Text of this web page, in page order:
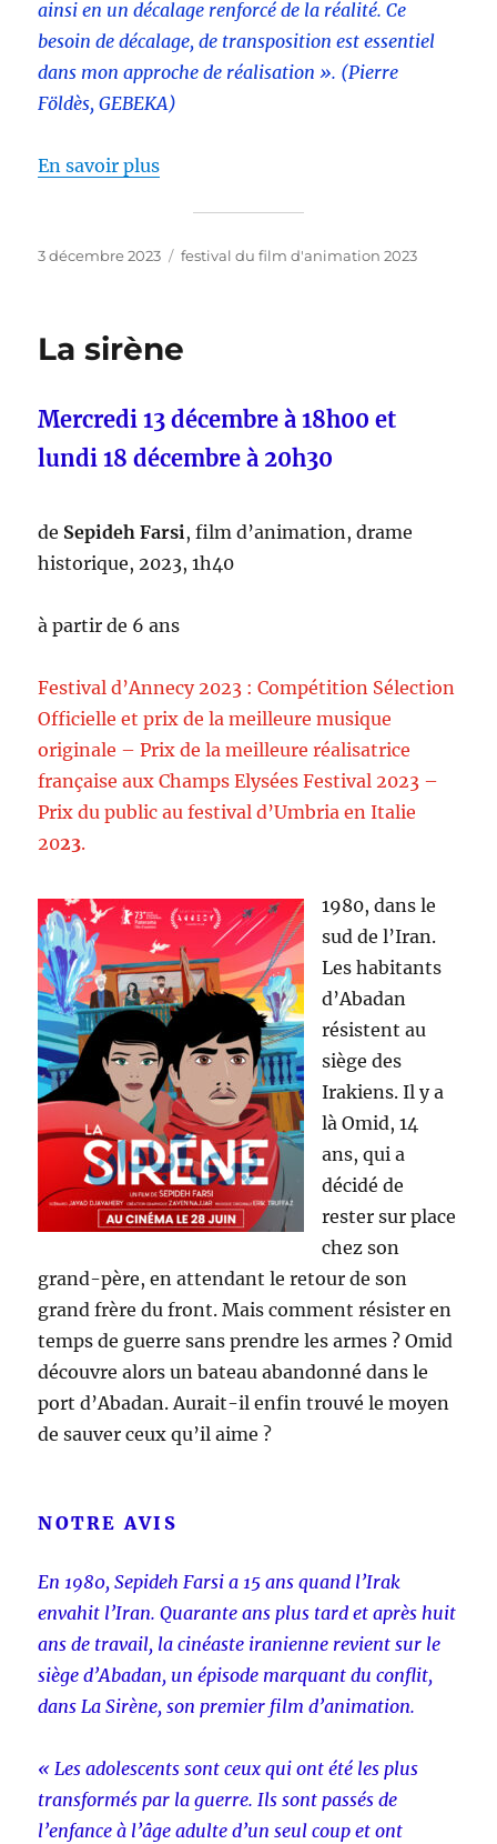
ainsi en un décalage renforcé de la réalité. Ce
besoin de décalage, de transposition est essentiel
dans mon approche de réalisation ». (Pierre
Földès, GEBEKA)
En savoir plus
Publié
3 décembre 2023 Catégories
festival du film d'animation 2023
La sirène
Mercredi 13 décembre à 18h00 et
lundi 18 décembre à 20h30
de Sepideh Farsi, film d’animation, drame
historique, 2023, 1h40
à partir de 6 ans
Festival d’Annecy 2023 : Compétition Sélection
Officielle et prix de la meilleure musique
originale – Prix de la meilleure réalisatrice
française aux Champs Elysées Festival 2023 –
Prix du public au festival d’Umbria en Italie
2023.
1980, dans le
sud de l’Iran.
Les habitants
d’Abadan
résistent au
siège des
Irakiens. Il y a
là Omid, 14
ans, qui a
décidé de
rester sur place
chez son
grand-père, en attendant le retour de son
grand frère du front. Mais comment résister en
temps de guerre sans prendre les armes ? Omid
découvre alors un bateau abandonné dans le
port d’Abadan. Aurait-il enfin trouvé le moyen
de sauver ceux qu’il aime ?
NOTRE AVIS
En 1980, Sepideh Farsi a 15 ans quand l’Irak
envahit l’Iran. Quarante ans plus tard et après huit
ans de travail, la cinéaste iranienne revient sur le
siège d’Abadan, un épisode marquant du conflit,
dans La Sirène, son premier film d’animation.
« Les adolescents sont ceux qui ont été les plus
transformés par la guerre. Ils sont passés de
l’enfance à l’âge adulte d’un seul coup et ont